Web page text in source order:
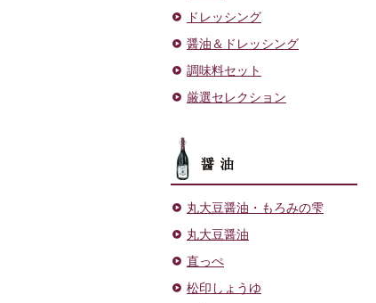
ドレッシング
醤油＆ドレッシング
調味料セット
厳選セレクション
丸大豆醤油・もろみの雫
丸大豆醤油
直っぺ
松印しょうゆ